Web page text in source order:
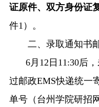
证原件、双方身份证
件1 ）。
二、录取通知书
6月 12 日 11 :30后，
过邮政EMS快递统一
单号（ 台州学院研招